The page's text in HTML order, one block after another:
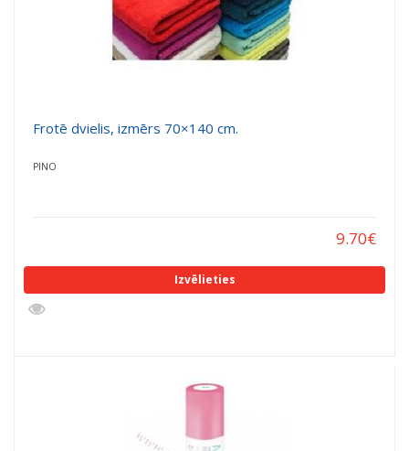
Frotē dvielis, izmērs 70×140 cm.
PINO
9.70€
Izvēlieties